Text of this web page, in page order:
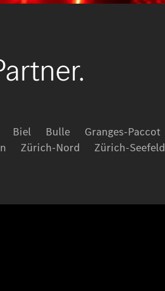
Biel Bulle Granges-Paccot
Zürich-Nord Zürich-Seefeld